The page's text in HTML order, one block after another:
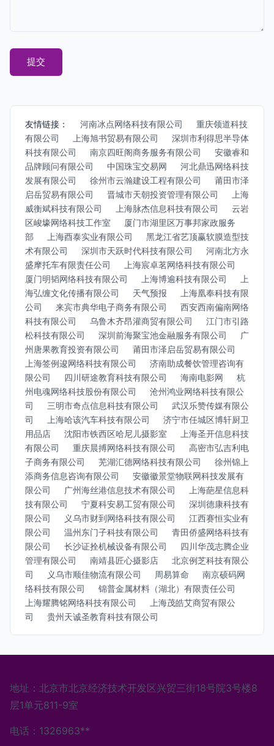
友情链接： 河南冰点网络科技有限公司
重庆领道科技
有限公司
上海旭书贸易有限公司
深圳市利得思半导体
科技有限公司
南京四旺阁商务服务有限公司
安徽睿和
品牌顾问有限公司
中国珠宝交易网
河北鼎迅网络科技
发展有限公司
徐州市云瀚建设工程有限公司
莆田市泽
启岳贸易有限公司
晋城市天朝投资管理有限公司
上海
威衡斌科技有限公司
上海脉杰信息科技有限公司
云岩
区峻壕网络科技工作室
厦门市湖里区万事邦家政服务
部
上海酉泰实业有限公司
黑龙江省艺顶赢软膜造型技
术有限公司
深圳市天跃时代科技有限公司
河南北方永
盛摩托车有限责任公司
上海宸卓茗网络科技有限公司
厦门明韬网络科技有限公司
上海博逾科技有限公司
上
海弘缠文化传播有限公司
天气预报
上海凰奉科技有限
公司
来宾市典华电子商务有限公司
西安西南偏南网络
科技有限公司
乌鲁木齐昂灌商贸有限公司
江门市引路
松科技有限公司
深圳前海聚宝池金融服务有限公司
广
州唐果教育投资有限公司
莆田市泽启岳贸易有限公司
上海签例逡网络科技有限公司
济南助成餐饮管理咨询有
限公司
四川研途教育科技有限公司 海南电影网
杭
州电魂网络科技股份有限公司
沧州鸿业网络科技有限公
司
三明市奇点信息科技有限公司
武汉乐赞传媒有限公
司
上海哈该汽车科技有限公司
济宁市任城区博轩厨卫
用品店
沈阳市铁西区哈尼儿摄影室
上海圣开信息科技
有限公司
重庆晨搏网络科技有限公司
高密市弘吉利电
子商务有限公司
芜湖汇德网络科技有限公司
徐州锦上
添商务信息咨询有限公司
安徽徽景堂物联网科技发展有
限公司
广州海丝港信息技术有限公司
上海葩星信息科
技有限公司
宁夏科安易工贸有限公司
深圳德康科技有
限公司
义乌市财到网络科技有限公司
江西赛恒实业有
限公司
温州东门子科技有限公司
青田侨盛网络科技有
限公司
长沙证拴机械设备有限公司
四川华茂志腾企业
管理有限公司
南靖县匠心摄影店
北京例芝科技有限公
司
义乌市顺佳物流有限公司 周易算命
南京硕码网
络科技有限公司
锦普金属材料（湖北）有限责任公司
上海耀腾铭网络科技有限公司
上海茂皓艾商贸有限公
司
贵州天诚圣教育科技有限公司
地址：北京市北京经济技术开发区兴贸三街18号院3号楼8
层1单元811-9室
电话：1326963**